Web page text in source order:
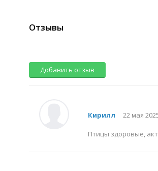
Отзывы
Добавить отзыв
Кирилл 22 мая
Птицы здоровые,